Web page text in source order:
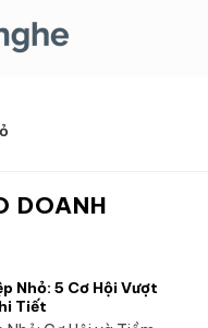
DOANH
Nhỏ: 5 Cơ Hội Vượt
Tiết